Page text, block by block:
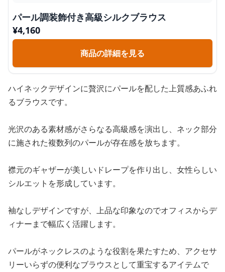
パール調装飾付き高級シルクブラウス
¥4,160
商品の詳細を見る
ハイネックデザインに贅沢にパールを配した上質感あふれ
るブラウスです。
光沢のある素材感がさらなる高級感を演出し、ネック部分
に施された複数列のパールが存在感を放ちます。
襟元のギャザーが美しいドレープを作り出し、女性らしい
シルエットを形成しています。
袖なしデザインですが、上品な印象なのでオフィスからデ
ィナーまで幅広く活躍します。
パールがネックレスのような役割を果たすため、アクセサ
リーいらずの便利なブラウスとして重宝するアイテムで